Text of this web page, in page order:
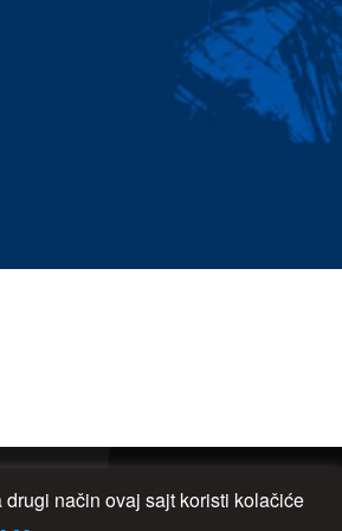
UP
način ovaj sajt koristi kolačiće